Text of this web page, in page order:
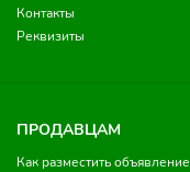
Контакты
Реквизиты
ПРОДАВЦАМ
Как разместить объявление